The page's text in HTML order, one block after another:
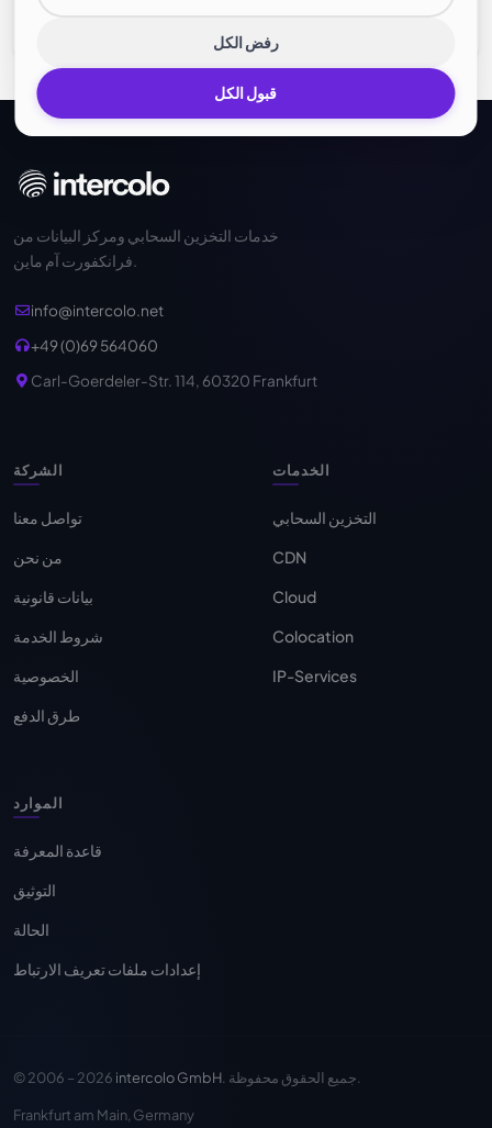
رفض الكل
قبول الكل
Verbraucherschlichtungsstelle teilzunehmen.
خدمات التخزين السحابي ومركز البيانات من
فرانكفورت آم ماين.
info@intercolo.net
+49 (0)69 564060
Carl-Goerdeler-Str. 114, 60320 Frankfurt
الشركة
تواصل معنا
من نحن
بيانات قانونية
شروط الخدمة
الخصوصية
طرق الدفع
الخدمات
التخزين السحابي
CDN
Cloud
Colocation
IP-Services
الموارد
قاعدة المعرفة
التوثيق
الحالة
إعدادات ملفات تعريف الارتباط
© 2006 – 2026 intercolo GmbH
Frankfurt am Main, Germany